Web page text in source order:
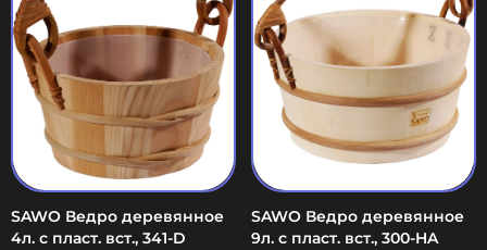
SAWO Ведро деревянное
4л. с пласт. вст., 341-D
SAWO Ведро деревянное
9л. с пласт. вст., 300-HA